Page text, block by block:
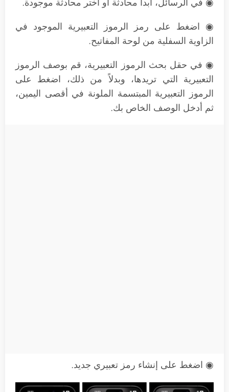
◉ اضغط على رمز الرموز التعبيرية الموجود في
الزاوية السفلية من لوحة المفاتيح.
◉ في حقل بحث الرموز التعبيرية، قم بوصف الرموز
التعبيرية التي تريدها، وبدلاً من ذلك، اضغط على
الرموز التعبيرية المبتسمة الملونة في أقصى اليمين،
ثم أدخل الوصف الخاص بك.
◉ اضغط على إنشاء رمز تعبيري جديد.